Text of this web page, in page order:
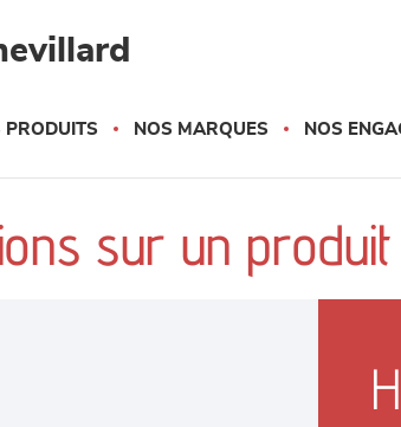
PRODUITS NOS MARQUES NOS
sur un produit